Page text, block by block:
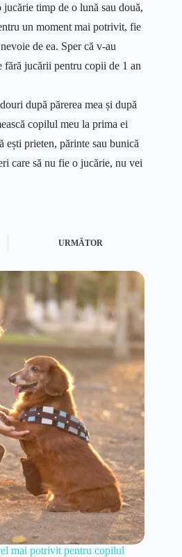
jucărie timp de o lună sau două,
un moment mai potrivit, fie
de ea. Sper că v-au
fără jucării pentru copii de 1 an
după părerea mea și după
copilul meu la prima ei
ești prieten, părinte sau bunică
care să nu fie o jucărie, nu vei
URMĂTOR
mai potrivit pentru copilul